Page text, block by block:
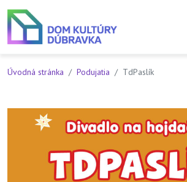
Preskočiť na obsah
Preskočiť na hlavné menu
Úvodná stránka Podujatia TdPaslík